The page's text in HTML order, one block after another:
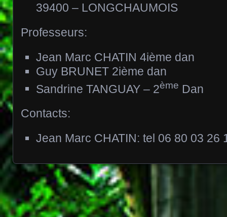
39400 – LONGCHAUMOIS
Professeurs:
Jean Marc CHATIN 4ième dan
Guy BRUNET 2ième dan
Sandrine TANGUAY – 2ème Dan
Contacts:
Jean Marc CHATIN: tel 06 80 03 26
Posts navigation